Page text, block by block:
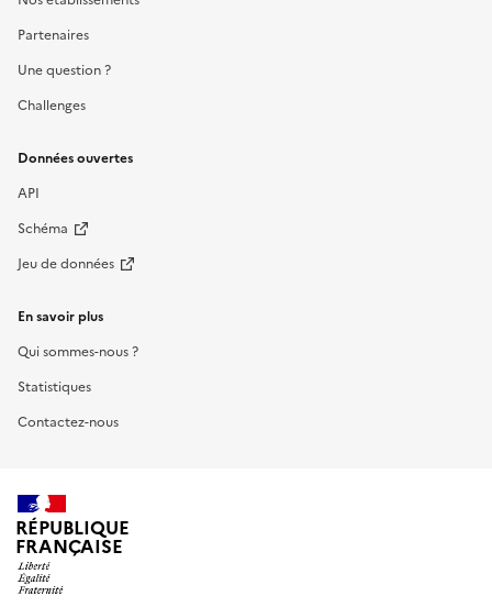
Partenaires
Une question ?
Challenges
Données ouvertes
API
Schéma
Jeu de données
En savoir plus
Qui sommes-nous ?
Statistiques
Contactez-nous
RÉPUBLIQUE
FRANÇAISE